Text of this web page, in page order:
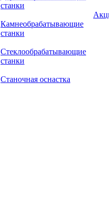
станки
Камнеобрабатывающие
станки
Стеклообрабатывающие
станки
Станочная оснастка